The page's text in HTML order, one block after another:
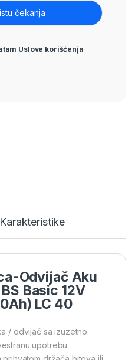
Uslove korišćenja
Odvijač Aku
Basic 12V
LC 40
/ odvijač sa izuzetno
upotrebu